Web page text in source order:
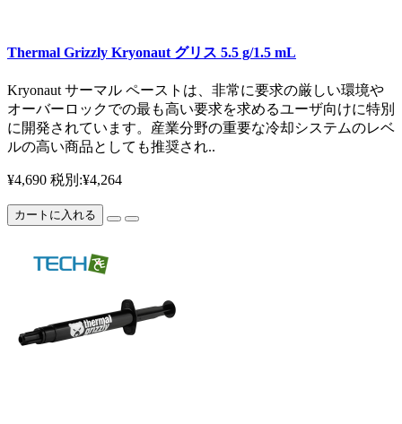
Thermal Grizzly Kryonaut グリス 5.5 g/1.5 mL
Kryonaut サーマル ペーストは、非常に要求の厳しい環境や
オーバーロックでの最も高い要求を求めるユーザ向けに特別
に開発されています。産業分野の重要な冷却システムのレベ
ルの高い商品としても推奨され..
¥4,690 税別:¥4,264
カートに入れる